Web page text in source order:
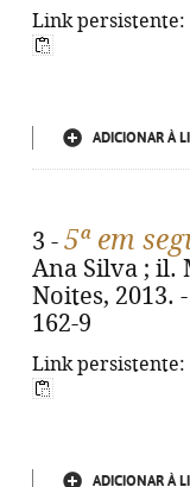
Link
ADICIONAR À
3 - 5ª em
Ana Silva ; il.
Noites, 2013.
162-9
Link
ADICIONAR À